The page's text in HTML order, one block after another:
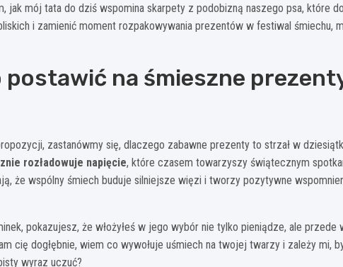
jak mój tata do dziś wspomina skarpety z podobizną naszego psa, które
i zamienić moment rozpakowywania prezentów w festiwal śmiechu,
postawić na śmieszne
zastanówmy się, dlaczego zabawne prezenty to strzał w
rozładowuje napięcie, które czasem towarzyszy świątecznym
że wspólny śmiech buduje silniejsze więzi i tworzy pozytywne
pokazujesz, że włożyłeś w jego wybór nie tylko pieniądze, ale przede
cię dogłębnie, wiem co wywołuje uśmiech na twojej twarzy i zależy mi,
wyraz uczuć?